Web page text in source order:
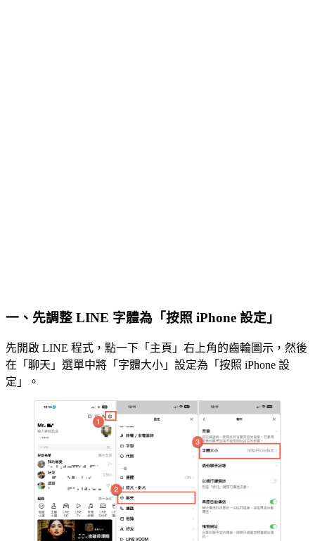
一、先調整 LINE 字體為「按照 iPhone 設定」
先開啟 LINE 程式，點一下「主頁」右上角的齒輪圖示，然後
在「聊天」選單中將「字體大小」設定為「按照 iPhone 設
定」。